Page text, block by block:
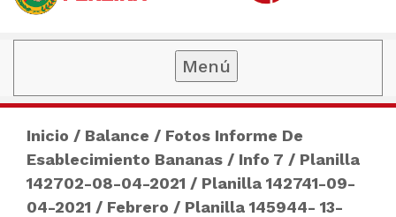
Menú
Inicio / Balance / Fotos Informe De
Esablecimiento Bananas / Info 7 / Planilla
142702-08-04-2021 / Planilla 142741-09-
04-2021 / Febrero / Planilla 145944- 13-